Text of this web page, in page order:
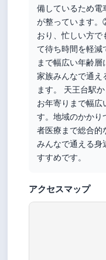
備しているため電
が整っています
おり、忙しい方で
て待ち時間を軽
まで幅広い年齢層
家族みんなで通え
ます。 天王台駅
お年寄りまで幅広
す。地域のかかり
者医療まで総合的
みんなで通える身
すすめです。
アクセスマップ